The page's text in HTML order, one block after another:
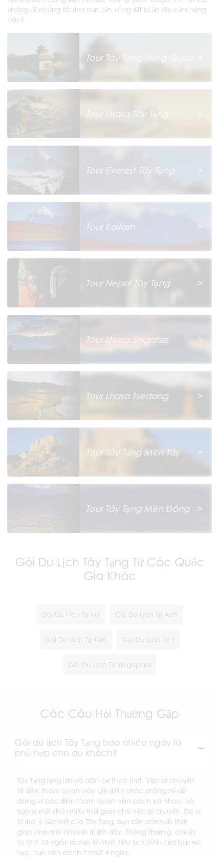
không để chúng tôi đưa bạn đến vùng đất bí ẩn đầy cảm hứng
này?
Tour Tây Tạng Trung Quốc
Tour Lhasa Tây Tạng >
Tour Everest Tây Tạng >
Tour Kailash >
Tour Nepal Tây Tạng >
Tour Lhasa Shigatse >
Tour Lhasa Tsedang >
Tour Tây Tạng Miền Tây >
Tour Tây Tạng Miền Đông >
Gói Du Lịch Tây Tạng Từ Các Quốc
Gia Khác
Gói Du Lịch Từ Mỹ Gói Du Lịch Từ Anh
Gói Du Lịch Từ Đức Gói Du Lịch Từ Ý
Gói Du Lịch Từ Singapore
Các Câu Hỏi Thường Gặp
Gói du lịch Tây Tạng bao nhiêu ngày là
phù hợp cho du khách?
Tây Tạng rộng lớn và dân cư thưa thớt. Việc di chuyển
từ điểm tham quan này đến điểm khác không hề dễ
dàng vì các điểm tham quan nằm cách xa nhau, và
bạn sẽ mất khá nhiều thời gian cho việc di chuyển. Do vị
trí địa lý đặc biệt của Tây Tạng, bạn cần dành đủ thời
gian cho một chuyến đi đến đây. Thông thường, chuẩn
bị từ 7-10 ngày là hợp lý nhất. Nếu lịch trình của bạn eo
hẹp, bạn nên dành ít nhất 4 ngày.